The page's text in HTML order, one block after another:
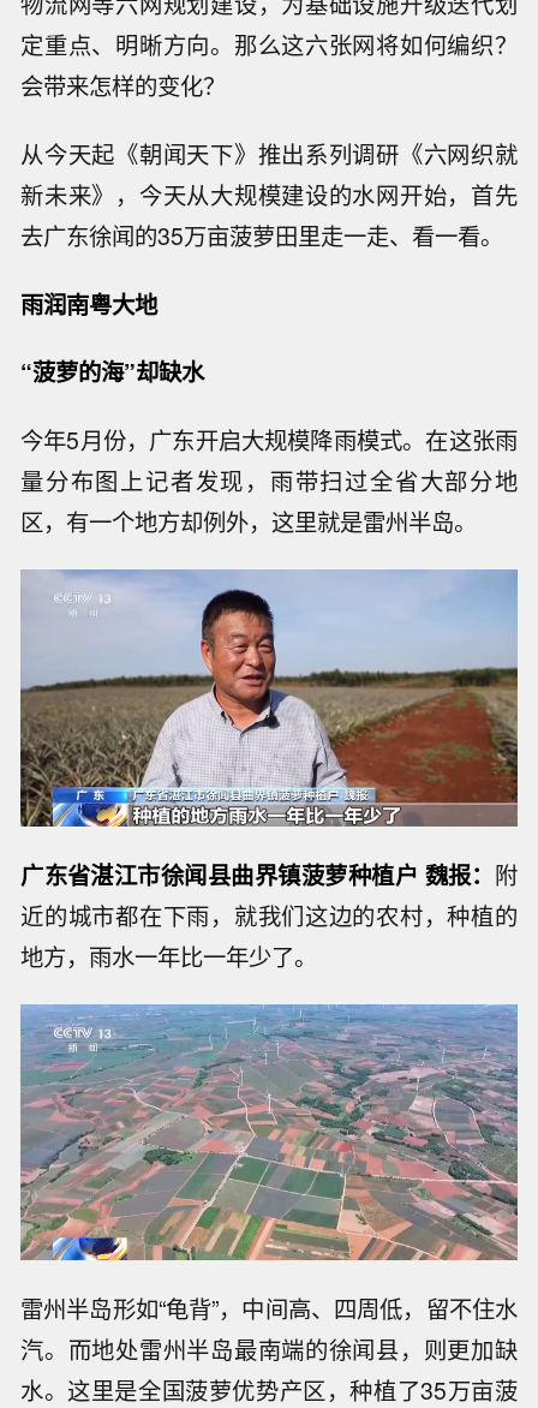
定重点、明晰方向。那么这六张网将如何编织？
会带来怎样的变化？
从今天起《朝闻天下》推出系列调研《六网织就
新未来》，今天从大规模建设的水网开始，首先
去广东徐闻的35万亩菠萝田里走一走、看一看。
雨润南粤大地
“菠萝的海”却缺水
今年5月份，广东开启大规模降雨模式。在这张雨
量分布图上记者发现，雨带扫过全省大部分地
区，有一个地方却例外，这里就是雷州半岛。
广东省湛江市徐闻县曲界镇菠萝种植户 魏报： 附
近的城市都在下雨，就我们这边的农村，种植的
地方，雨水一年比一年少了。
雷州半岛形如“龟背”，中间高、四周低，留不住水
汽。而地处雷州半岛最南端的徐闻县，则更加缺
水。这里是全国菠萝优势产区，种植了35万亩菠